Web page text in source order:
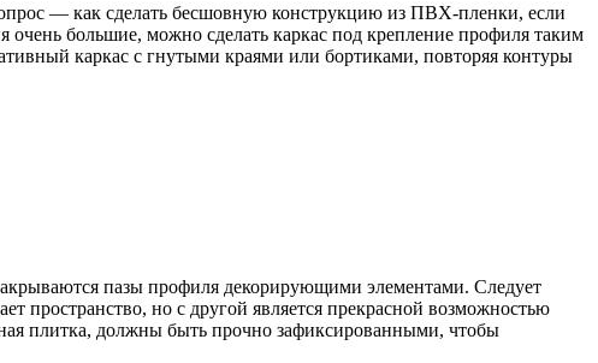
— как сделать бесшовную конструкцию из ПВХ-пленки, если
большие, можно сделать каркас под крепление профиля таким
каркас с гнутыми краями или бортиками, повторяя контуры
пазы профиля декорирующими элементами. Следует
пространство, но с другой является прекрасной возможностью
плитка, должны быть прочно зафиксированными, чтобы